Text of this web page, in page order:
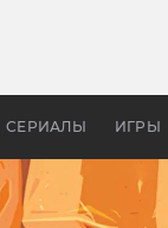
СЕРИАЛЫ ИГРЫ